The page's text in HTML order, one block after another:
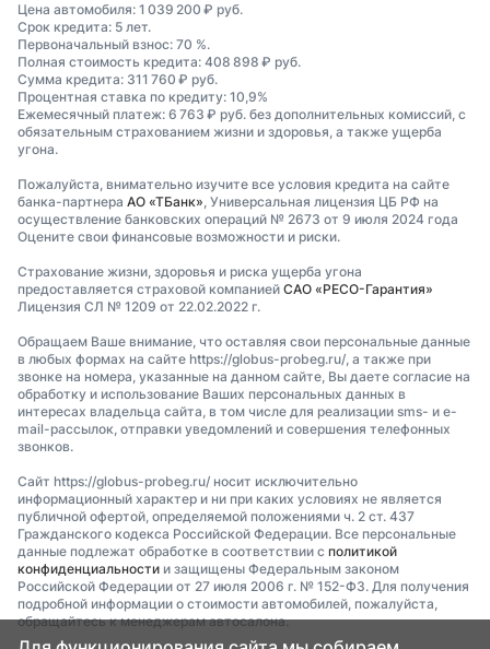
Цена автомобиля: 1 039 200 ₽ руб.
Срок кредита: 5 лет.
Первоначальный взнос: 70 %.
Полная стоимость кредита: 408 898 ₽ руб.
Сумма кредита: 311 760 ₽ руб.
Процентная ставка по кредиту: 10,9%
Ежемесячный платеж: 6 763 ₽ руб. без дополнительных комиссий, с
обязательным страхованием жизни и здоровья, а также ущерба
угона.
Пожалуйста, внимательно изучите все условия кредита на сайте
банка-партнера АО «ТБанк», Универсальная лицензия ЦБ РФ на
осуществление банковских операций № 2673 от 9 июля 2024 года
Оцените свои финансовые возможности и риски.
Страхование жизни, здоровья и риска ущерба угона
предоставляется страховой компанией САО «РЕСО-Гарантия»
Лицензия СЛ № 1209 от 22.02.2022 г.
Обращаем Ваше внимание, что оставляя свои персональные данные
в любых формах на сайте https://globus-probeg.ru/, а также при
звонке на номера, указанные на данном сайте, Вы даете согласие на
обработку и использование Ваших персональных данных в
интересах владельца сайта, в том числе для реализации sms- и e-
mail-рассылок, отправки уведомлений и совершения телефонных
звонков.
Сайт https://globus-probeg.ru/ носит исключительно
информационный характер и ни при каких условиях не является
публичной офертой, определяемой положениями ч. 2 ст. 437
Гражданского кодекса Российской Федерации. Все персональные
данные подлежат обработке в соответствии с политикой
конфиденциальности и защищены Федеральным законом
Российской Федерации от 27 июля 2006 г. № 152-ФЗ. Для получения
подробной информации о стоимости автомобилей, пожалуйста,
обращайтесь к менеджерам автосалона.